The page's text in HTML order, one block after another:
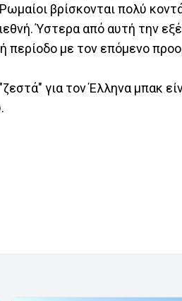
βρίσκονται πολύ
Ύστερα από αυτή την
περίοδο με τον επόμενο
για τον Έλληνα μπακ